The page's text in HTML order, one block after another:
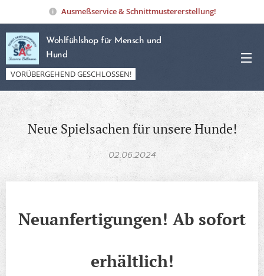
Ausmeßservice & Schnittmustererstellung!
Wohlfühlshop für Mensch und
Hund
VORÜBERGEHEND GESCHLOSSEN!
Neue Spielsachen für unsere Hunde!
02.06.2024
Neuanfertigungen! Ab sofort
erhältlich!